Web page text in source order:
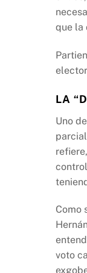
que la
LA“
Uno
Como
voto